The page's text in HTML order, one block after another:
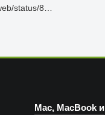
status/8…
Mac, MacBook и